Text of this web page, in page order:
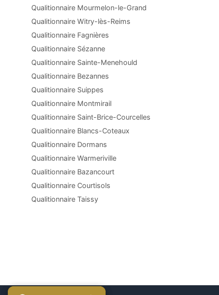
Qualitionnaire Mourmelon-le-Grand
Qualitionnaire Witry-lès-Reims
Qualitionnaire Fagnières
Qualitionnaire Sézanne
Qualitionnaire Sainte-Menehould
Qualitionnaire Bezannes
Qualitionnaire Suippes
Qualitionnaire Montmirail
Qualitionnaire Saint-Brice-Courcelles
Qualitionnaire Blancs-Coteaux
Qualitionnaire Dormans
Qualitionnaire Warmeriville
Qualitionnaire Bazancourt
Qualitionnaire Courtisols
Qualitionnaire Taissy